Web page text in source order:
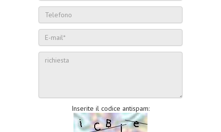
Inserite il codice antispam: